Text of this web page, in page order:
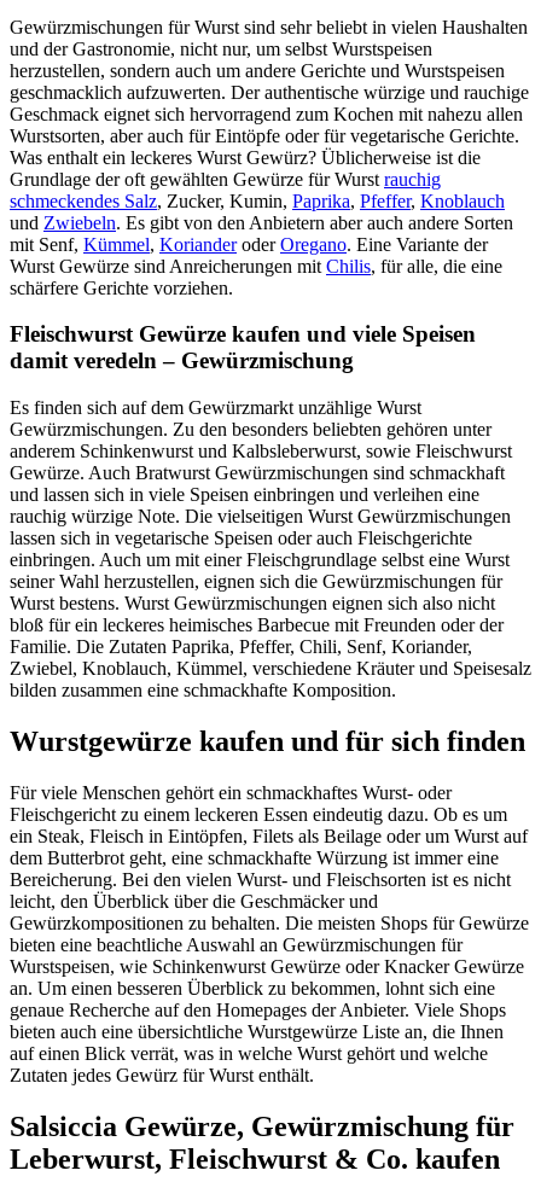
Gewürzmischungen für Wurst sind sehr beliebt in vielen Haushalten
und der Gastronomie, nicht nur, um selbst Wurstspeisen
herzustellen, sondern auch um andere Gerichte und Wurstspeisen
geschmacklich aufzuwerten. Der authentische würzige und rauchige
Geschmack eignet sich hervorragend zum Kochen mit nahezu allen
Wurstsorten, aber auch für Eintöpfe oder für vegetarische Gerichte.
Was enthalt ein leckeres Wurst Gewürz? Üblicherweise ist die
Grundlage der oft gewählten Gewürze für Wurst rauchig
schmeckendes Salz, Zucker, Kumin, Paprika, Pfeffer, Knoblauch
und Zwiebeln. Es gibt von den Anbietern aber auch andere Sorten
mit Senf, Kümmel, KorianderoderOregano. Eine Variante der
Wurst Gewürze sind Anreicherungen mit Chilis, für alle, die eine
schärfere Gerichte vorziehen.
Fleischwurst Gewürze kaufen und viele Speisen
damit veredeln – Gewürzmischung
Es finden sich auf dem Gewürzmarkt unzählige Wurst
Gewürzmischungen. Zu den besonders beliebten gehören unter
anderem Schinkenwurst und Kalbsleberwurst, sowie Fleischwurst
Gewürze. Auch Bratwurst Gewürzmischungen sind schmackhaft
und lassen sich in viele Speisen einbringen und verleihen eine
rauchig würzige Note. Die vielseitigen Wurst Gewürzmischungen
lassen sich in vegetarische Speisen oder auch Fleischgerichte
einbringen. Auch um mit einer Fleischgrundlage selbst eine Wurst
seiner Wahl herzustellen, eignen sich die Gewürzmischungen für
Wurst bestens. Wurst Gewürzmischungen eignen sich also nicht
bloß für ein leckeres heimisches Barbecue mit Freunden oder der
Familie. Die Zutaten Paprika, Pfeffer, Chili, Senf, Koriander,
Zwiebel, Knoblauch, Kümmel, verschiedene Kräuter und Speisesalz
bilden zusammen eine schmackhafte Komposition.
Wurstgewürze kaufen und für sich finden
Für viele Menschen gehört ein schmackhaftes Wurst- oder
Fleischgericht zu einem leckeren Essen eindeutig dazu. Ob es um
ein Steak, Fleisch in Eintöpfen, Filets als Beilage oder um Wurst auf
dem Butterbrot geht, eine schmackhafte Würzung ist immer eine
Bereicherung. Bei den vielen Wurst- und Fleischsorten ist es nicht
leicht, den Überblick über die Geschmäcker und
Gewürzkompositionen zu behalten. Die meisten Shops für Gewürze
bieten eine beachtliche Auswahl an Gewürzmischungen für
Wurstspeisen, wie Schinkenwurst Gewürze oder Knacker Gewürze
an. Um einen besseren Überblick zu bekommen, lohnt sich eine
genaue Recherche auf den Homepages der Anbieter. Viele Shops
bieten auch eine übersichtliche Wurstgewürze Liste an, die Ihnen
auf einen Blick verrät, was in welche Wurst gehört und welche
Zutaten jedes Gewürz für Wurst enthält.
Salsiccia Gewürze, Gewürzmischung für
Leberwurst, Fleischwurst & Co. kaufen